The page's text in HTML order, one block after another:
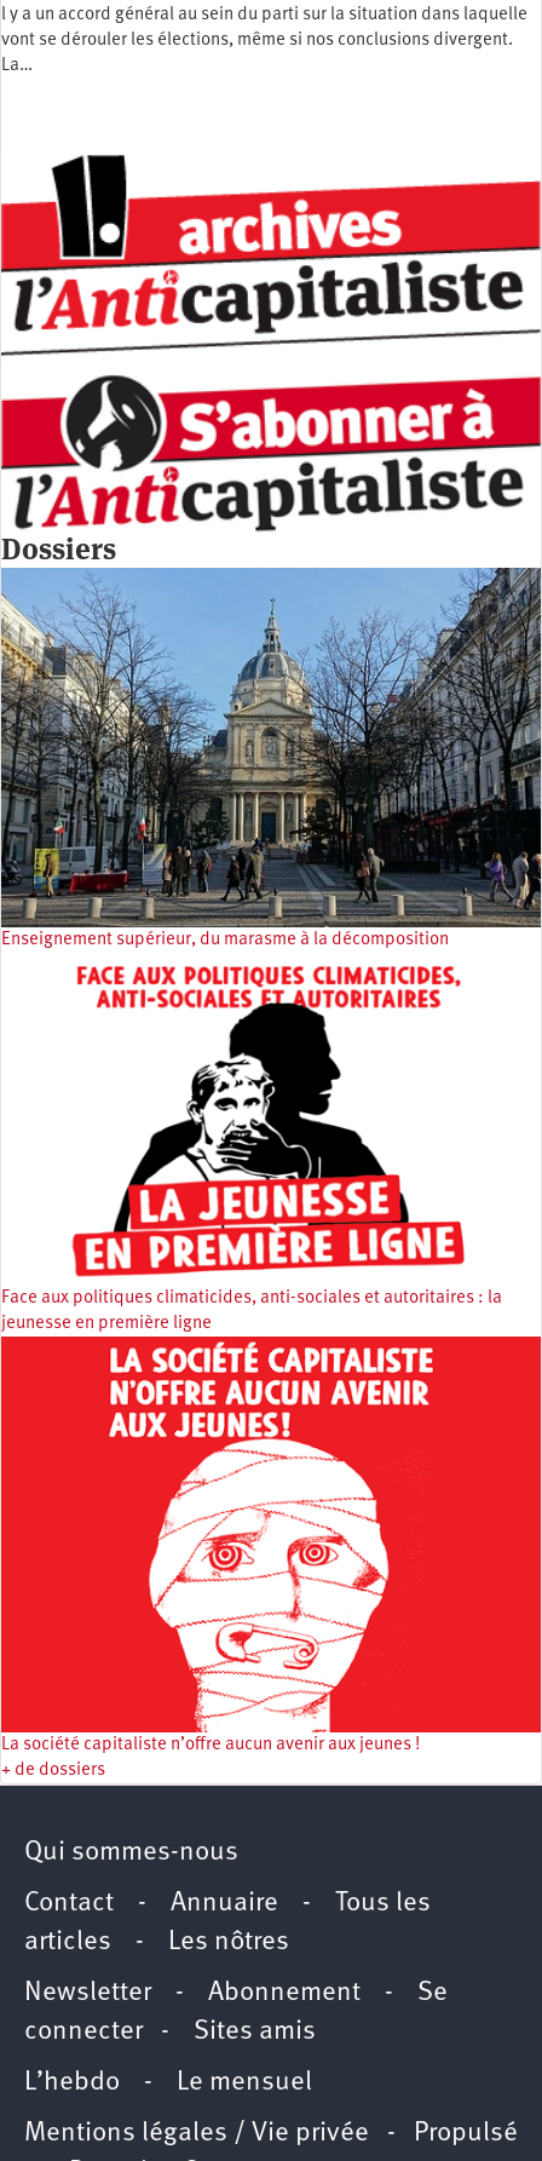
l y a un accord général au sein du parti sur la situation dans laquelle
vont se dérouler les élections, même si nos conclusions divergent.
La…
Dossiers
Enseignement supérieur, du marasme à la décomposition
Face aux politiques climaticides, anti-sociales et autoritaires : la
jeunesse en première ligne
La société capitaliste n’offre aucun avenir aux jeunes !
+ de dossiers
Qui sommes-nous
Contact - Annuaire -
Tous les
articles - Les nôtres
Newsletter- Abonnement - Se
connecter- Sites amis
L’hebdo - Le mensuel
Mentions légales / Vie privée - Propulsé